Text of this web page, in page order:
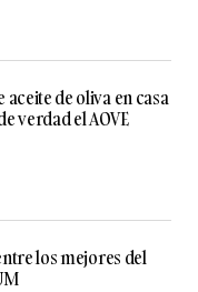
y web en este
comente.
aceite de oliva en casa
verdad el AOVE
los mejores del